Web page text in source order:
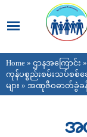
You are here
Home » ဌာနအကြောင်း »
ကုန်ပစ္စည်းစမ်းသပ်စစ်
များ » အဏုဇီဝဓာတ်ခွဲခန်
အ